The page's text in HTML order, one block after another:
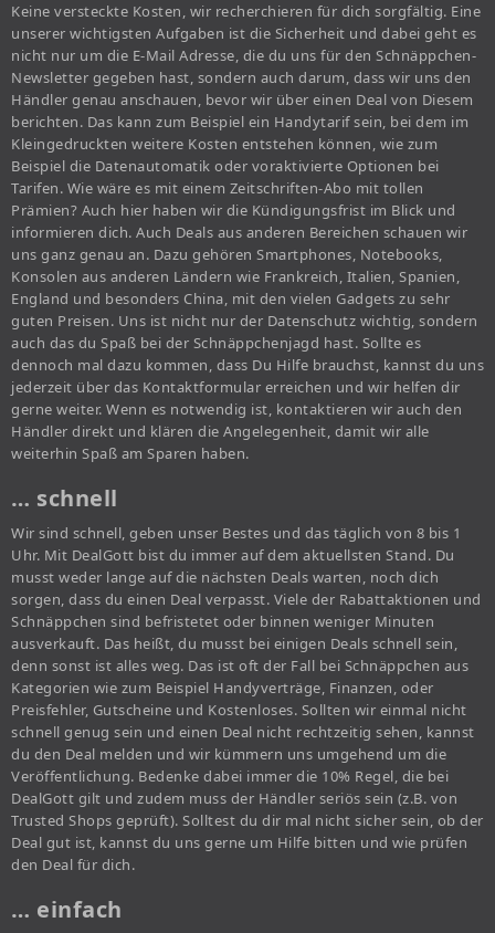
Keine versteckte Kosten, wir recherchieren für dich sorgfältig. Eine
unserer wichtigsten Aufgaben ist die Sicherheit und dabei geht es
nicht nur um die E-Mail Adresse, die du uns für den Schnäppchen-
Newsletter gegeben hast, sondern auch darum, dass wir uns den
Händler genau anschauen, bevor wir über einen Deal von Diesem
berichten. Das kann zum Beispiel ein Handytarif sein, bei dem im
Kleingedruckten weitere Kosten entstehen können, wie zum
Beispiel die Datenautomatik oder voraktivierte Optionen bei
Tarifen. Wie wäre es mit einem Zeitschriften-Abo mit tollen
Prämien? Auch hier haben wir die Kündigungsfrist im Blick und
informieren dich. Auch Deals aus anderen Bereichen schauen wir
uns ganz genau an. Dazu gehören Smartphones, Notebooks,
Konsolen aus anderen Ländern wie Frankreich, Italien, Spanien,
England und besonders China, mit den vielen Gadgets zu sehr
guten Preisen. Uns ist nicht nur der Datenschutz wichtig, sondern
auch das du Spaß bei der Schnäppchenjagd hast. Sollte es
dennoch mal dazu kommen, dass Du Hilfe brauchst, kannst du uns
jederzeit über das Kontaktformular erreichen und wir helfen dir
gerne weiter. Wenn es notwendig ist, kontaktieren wir auch den
Händler direkt und klären die Angelegenheit, damit wir alle
weiterhin Spaß am Sparen haben.
… schnell
Wir sind schnell, geben unser Bestes und das täglich von 8 bis 1
Uhr. Mit DealGott bist du immer auf dem aktuellsten Stand. Du
musst weder lange auf die nächsten Deals warten, noch dich
sorgen, dass du einen Deal verpasst. Viele der Rabattaktionen und
Schnäppchen sind befristetet oder binnen weniger Minuten
ausverkauft. Das heißt, du musst bei einigen Deals schnell sein,
denn sonst ist alles weg. Das ist oft der Fall bei Schnäppchen aus
Kategorien wie zum Beispiel Handyverträge, Finanzen, oder
Preisfehler, Gutscheine und Kostenloses. Sollten wir einmal nicht
schnell genug sein und einen Deal nicht rechtzeitig sehen, kannst
du den Deal melden und wir kümmern uns umgehend um die
Veröffentlichung. Bedenke dabei immer die 10% Regel, die bei
DealGott gilt und zudem muss der Händler seriös sein (z.B. von
Trusted Shops geprüft). Solltest du dir mal nicht sicher sein, ob der
Deal gut ist, kannst du uns gerne um Hilfe bitten und wie prüfen
den Deal für dich.
… einfach